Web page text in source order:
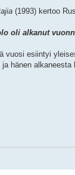
(1993) kertoo
oli alkanut
esiintyi
hänen alkaneesta